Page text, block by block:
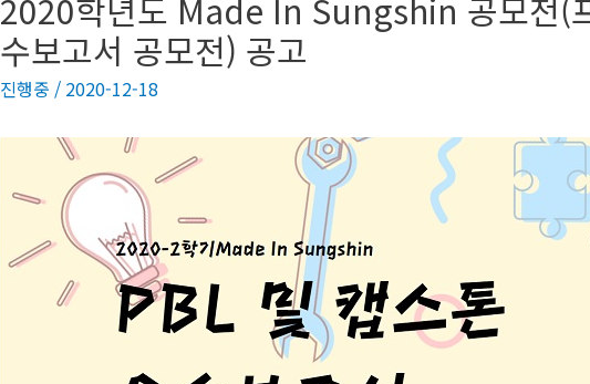
2020학년도 Made In Sungshin 공모전(
수보고서 공모전) 공고
진행중 / 2020-12-18